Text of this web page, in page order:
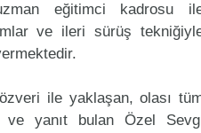
eğitimci kadrosu
ve ileri sürüş
ile yaklaşan, olası
ve yanıt bulan Özel